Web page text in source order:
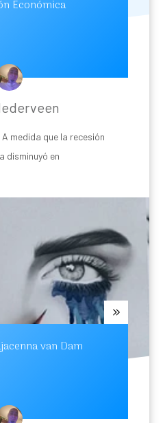
Económica
medida que la recesión
disminuyó en
van Dam